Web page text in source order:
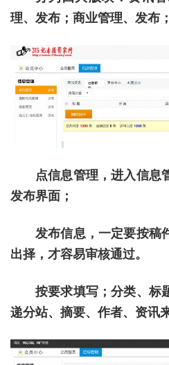
理、发布；商业管理、发布
点信息管理，进入信息
发布界面；
发布信息，一定要按稿
出择，才容易审核通过。
按要求填写；分类、标
递分站、摘要、作者、资讯